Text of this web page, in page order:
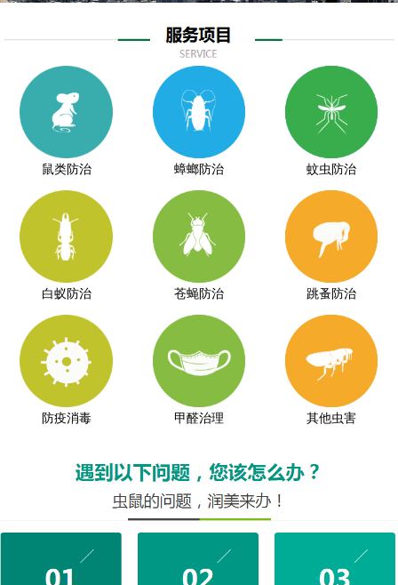
鼠类防治 蟑螂防治 蚊虫防治
白蚁防治 苍蝇防治 跳蚤防治
防疫消毒 甲醛治理 其他虫害